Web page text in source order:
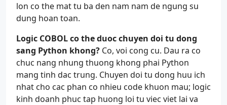
lon co the mat tu ba den nam nam de ngung su
dung hoan toan.
Logic COBOL co the duoc chuyen doi tu dong
sang Python khong? Co, voi cong cu. Dau ra co
chuc nang nhung thuong khong phai Python
mang tinh dac trung. Chuyen doi tu dong huu ich
nhat cho cac phan co nhieu code khuon mau; logic
kinh doanh phuc tap huong loi tu viec viet lai va